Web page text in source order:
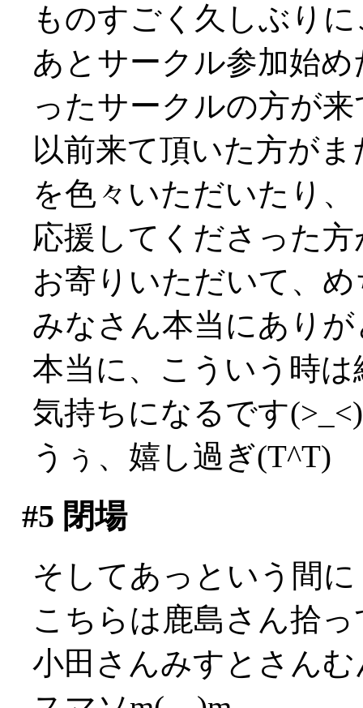
ものすごく久しぶり
あとサークル参加始
ったサークルの方が
以前来て頂いた方が
を色々いただいたり、
応援してくださった
お寄りいただいて、
みなさん本当にあり
本当に、こういう時
気持ちになるです(>_<)
うぅ、嬉し過ぎ(T^T)
#5 閉場
そしてあっという間
こちらは鹿島さん拾
小田さんみすとさん